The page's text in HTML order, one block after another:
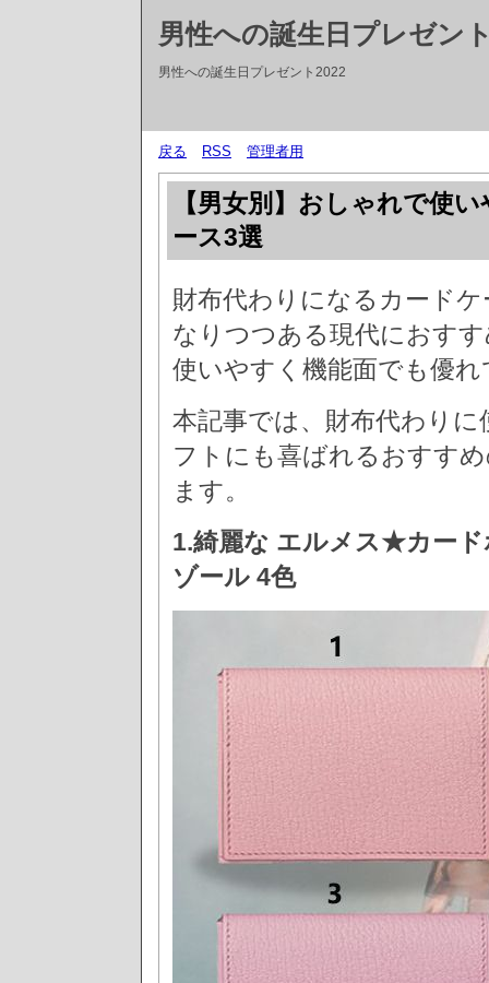
男性への誕生日プレゼン
男性への誕生日プレゼント2022
戻る RSS 管理者用
【男女別】おしゃれで使
ース3選
財布代わりになるカード
なりつつある現代におす
使いやすく機能面でも優
本記事では、財布代わり
フトにも喜ばれるおすす
ます。
1.綺麗な エルメス★カー
ゾール 4色